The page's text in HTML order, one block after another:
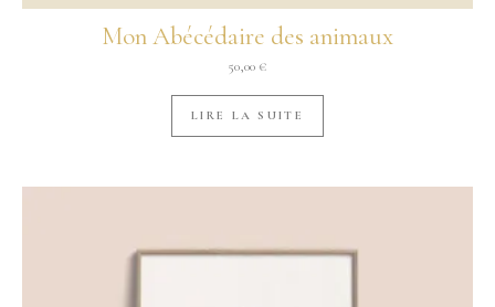
Mon Abécédaire des animaux
50,00 €
LIRE LA SUITE